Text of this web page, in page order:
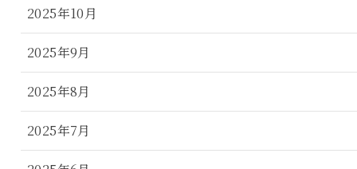
2025年10月
2025年9月
2025年8月
2025年7月